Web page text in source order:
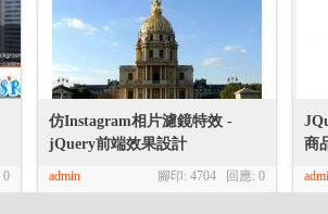
0
仿Instagram相片濾鏡特效 -
jQuery前端效果設計
腳印: 4704 回應: 0
admin
商